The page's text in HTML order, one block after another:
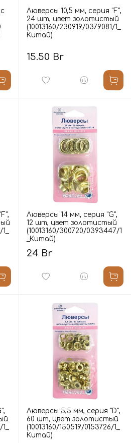
Люверсы 10,5 мм, серия "F",
24 шт, цвет золотистый
(10013160/230919/0379081/1_
Китай)
15.50 Br
Люверсы 14 мм, серия "G",
12 шт, цвет золотистый
(10013160/300720/0393447/1
_Китай)
24 Br
Люверсы 5,5 мм, серия "D",
60 шт, цвет золотистый
(10013160/150519/0153726/1_
Китай)